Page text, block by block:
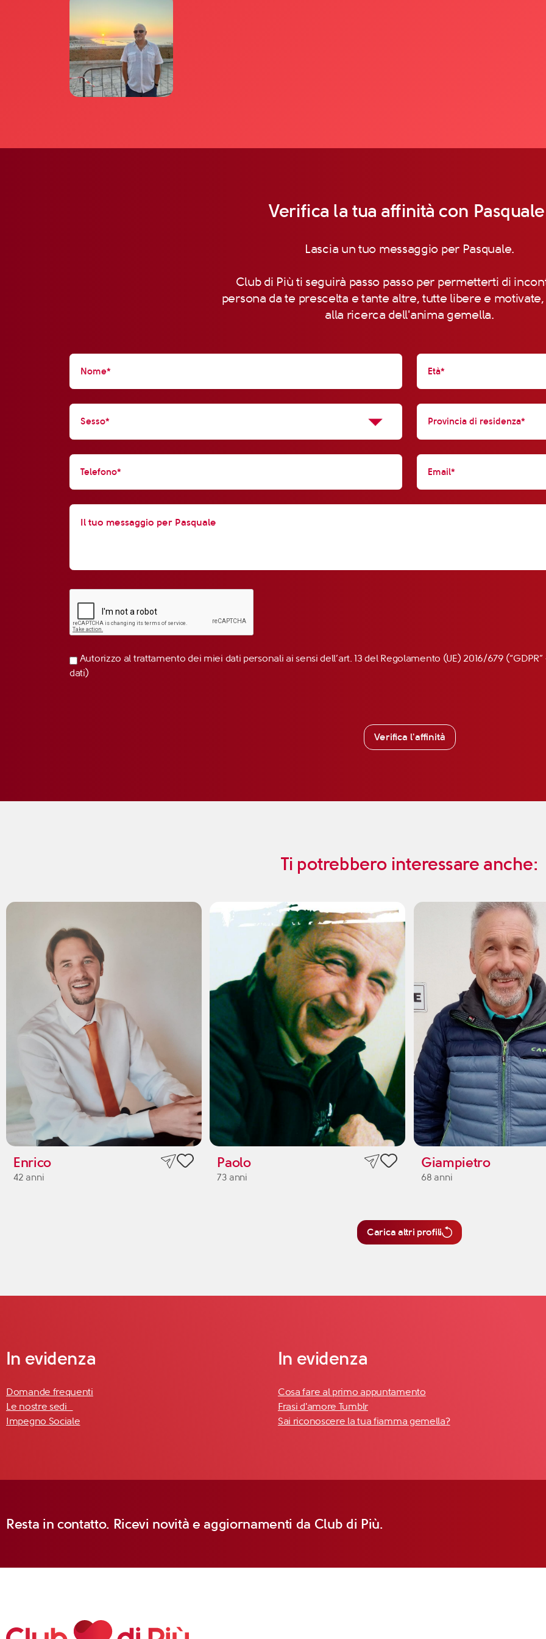
Verifica la tua affinità con
Lascia un tuo messaggio per Pasquale.
Club di Più ti seguirà passo passo per permetterti di
persona da te prescelta e tante altre, tutte libere e
alla ricerca dell'anima gemella.
Autorizzo al trattamento dei miei dati personali ai sensi dell’art. 13 del Regolamento (UE) 2016/679
dati)
Verifica l'affinità
Ti potrebbero interessare anche:
Enrico
42 anni
Paolo
73 anni
Giampietro
68 anni
Carica altri profili
In evidenza
Domande frequenti
Le nostre sedi
Impegno Sociale
In evidenza
Cosa fare al primo appuntamento
Frasi d'amore Tumblr
Sai riconoscere la tua fiamma gemella?
Resta in contatto. Ricevi novità e aggiornamenti da Club di Più.